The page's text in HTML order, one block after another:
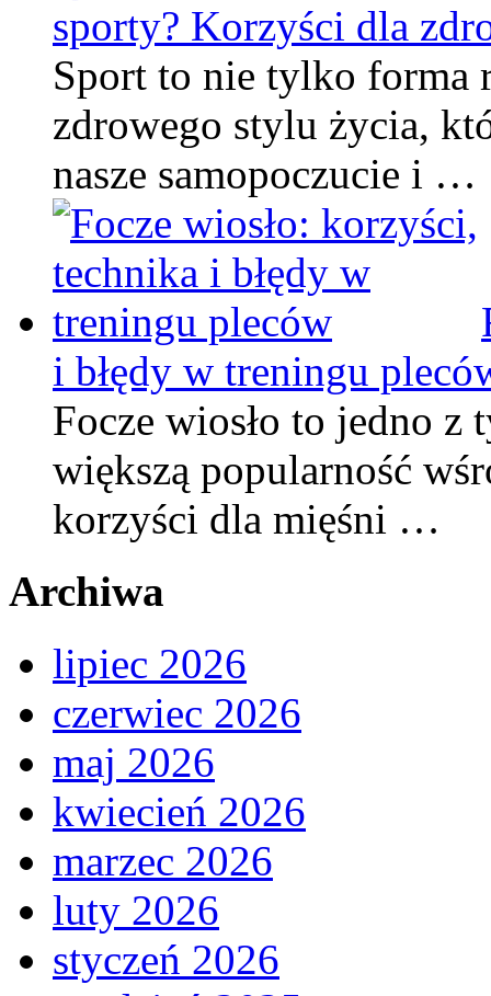
sporty? Korzyści dla
Sport to nie tylko forma
zdrowego stylu życia,
nasze samopoczucie i …
i błędy w treningu
Focze wiosło to jedno z
większą popularność
korzyści dla mięśni …
Archiwa
lipiec 2026
czerwiec 2026
maj 2026
kwiecień 2026
marzec 2026
luty 2026
styczeń 2026